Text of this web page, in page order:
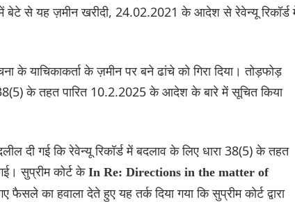
बेटे से यह ज़मीन खरीदी, 24.02.2021 के आदेश से रेवेन्यू रिकॉर्ड
के याचिकाकर्ता के ज़मीन पर बने ढांचे को गिरा दिया। तोड़फोड़
38(5) के तहत पारित 10.2.2025 के आदेश के बारे में सूचित किया
दी गई कि रेवेन्यू रिकॉर्ड में बदलाव के लिए धारा 38(5) के तहत
सुप्रीम कोर्ट के In Re: Directions in the matter of
फैसले का हवाला देते हुए यह तर्क दिया गया कि सुप्रीम कोर्ट द्वारा